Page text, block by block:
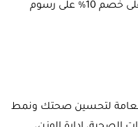
كوبون خصم فسرلي اليوم للحصول على خصم 10% على رسوم
لتحسين صحتك ونمط